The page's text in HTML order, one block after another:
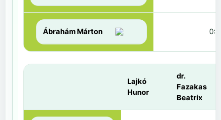
Ábrahám Márton 0:6
Lajkó
Hunor
dr.
Fazakas
Beatrix